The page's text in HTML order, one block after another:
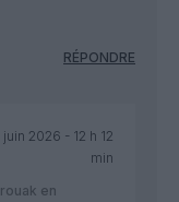
RÉPONDRE
juin 2026 - 12 h 12
min
en